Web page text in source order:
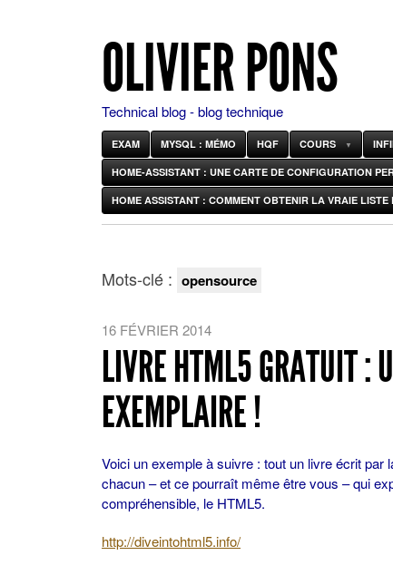
OLIVIER PONS
Technical blog - blog technique
EXAM MYSQL : MÉMO HQF COURS
HOME-ASSISTANT : UNE CARTE DE CONFIGURATION
HOME ASSISTANT : COMMENT OBTENIR LA VRAIE
Mots-clé : opensource
16 FÉVRIER 2014
LIVRE HTML5 GRATUIT :
EXEMPLAIRE !
Voici un exemple à suivre : tout un livre écrit par
chacun – et ce pourraît même être vous – qui
compréhensible, le HTML5.
http://diveintohtml5.info/